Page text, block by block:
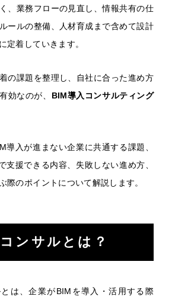
、業務フローの見直し、情報共有の仕
ールの整備、人材育成まで含めて設計
定着していきます。
の課題を整理し、自社に合った進め方
効なのが、 BIM導入コンサルティング
導入が進まない企業に共通する課題、
支援できる内容、失敗しない進め方、
際のポイントについて解説します。
ンサルとは？
は、企業がBIMを導入・活用する際